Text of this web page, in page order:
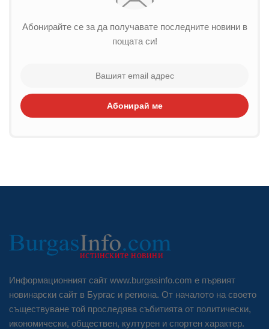
Абонирайте се за да получавате последните новини в
пощата си!
Абонирай ме
Информационният сайт www.burgasinfo.com е първият
новинарски сайт в Бургас и региона. От началото на своето
съществуване той проследява събитията от политически,
икономически, обществен, културен и спортен характер.